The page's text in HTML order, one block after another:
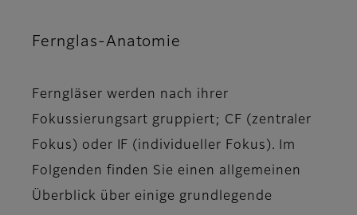
Fernglas-Anatomie
Ferngläser werden nach ihrer
Fokussierungsart gruppiert; CF (zentraler
Fokus) oder IF (individueller Fokus). Im
Folgenden finden Sie einen allgemeinen
Überblick über einige grundlegende